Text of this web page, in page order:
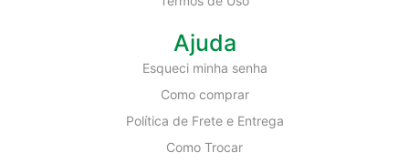
Ajuda
Esqueci minha senha
Como comprar
Política de Frete e Entrega
Como Trocar